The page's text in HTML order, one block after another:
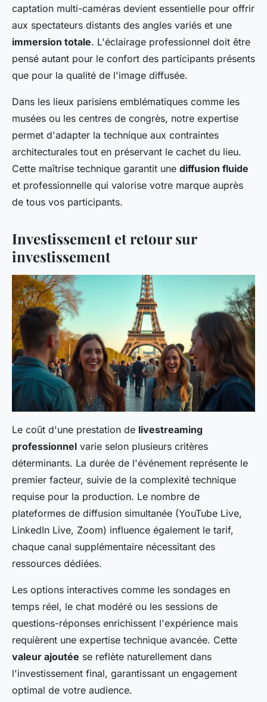
captation multi-caméras devient essentielle pour offrir
aux spectateurs distants des angles variés et une
immersion totale. L'éclairage professionnel doit être
pensé autant pour le confort des participants présents
que pour la qualité de l'image diffusée.
Dans les lieux parisiens emblématiques comme les
musées ou les centres de congrès, notre expertise
permet d'adapter la technique aux contraintes
architecturales tout en préservant le cachet du lieu.
Cette maîtrise technique garantit une diffusion fluide
et professionnelle qui valorise votre marque auprès
de tous vos participants.
Investissement et retour sur
investissement
Le coût d'une prestation de livestreaming
professionnel varie selon plusieurs critères
déterminants. La durée de l'événement représente le
premier facteur, suivie de la complexité technique
requise pour la production. Le nombre de
plateformes de diffusion simultanée (YouTube Live,
LinkedIn Live, Zoom) influence également le tarif,
chaque canal supplémentaire nécessitant des
ressources dédiées.
Les options interactives comme les sondages en
temps réel, le chat modéré ou les sessions de
questions-réponses enrichissent l'expérience mais
requièrent une expertise technique avancée. Cette
valeur ajoutée se reflète naturellement dans
l'investissement final, garantissant un engagement
optimal de votre audience.